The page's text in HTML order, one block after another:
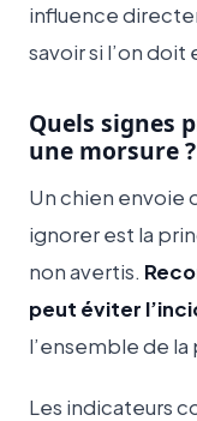
influence
savoir si l’on doit
Quels signes
une morsure ?
Un chien envoie
ignorer est la
non avertis.
peut éviter
l’ensemble de la
Les indicateurs